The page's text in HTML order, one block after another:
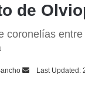
de
coronelías
SendLast Updated: